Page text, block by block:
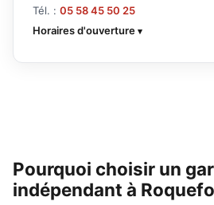
Tél. : 05 58 45 50 25
Horaires d'ouverture
Pourquoi choisir un
indépendant à